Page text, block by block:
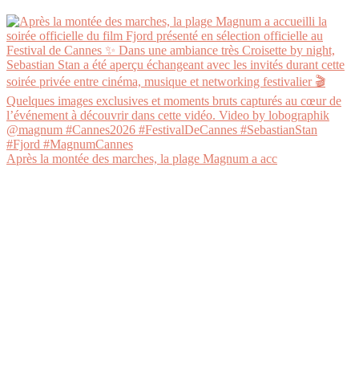
Après la montée des marches, la plage Magnum a acc